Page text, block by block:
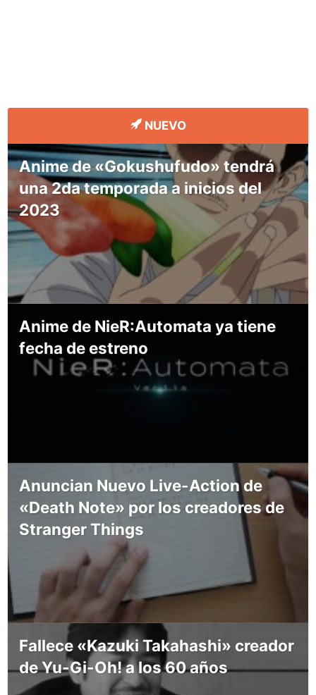
NUEVO
Anime de «Gokushufudo» tendrá
una 2da temporada a inicios del
2023
Anime de NieR:Automata ya tiene
fecha de estreno
Anuncian Nuevo Live-Action de
«Death Note» por los creadores de
Stranger Things
Fallece «Kazuki Takahashi» creador
de Yu-Gi-Oh! a los 60 años